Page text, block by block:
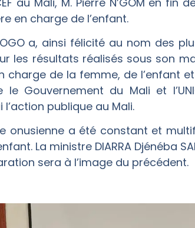
en charge de l’enfant.
a, ainsi félicité au nom des
les résultats réalisés sous son
charge de la femme, de l’enfant
le Gouvernement du Mali et
publique au Mali.
onusienne a été constant et
La ministre DIARRA Djénéba
sera à l’image du précédent.